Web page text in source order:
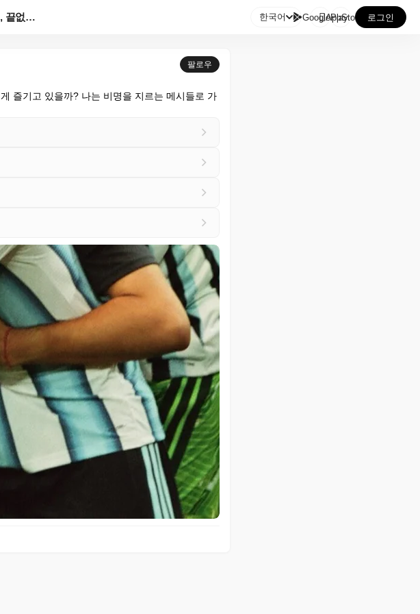
리오넬 메시의 썩을 수 없는, 끝없는 천재성 한국어 GooglePlay
AppStore 로그인
팔로우
즐기고 있을까? 나는 비명을 지르는 메시들로 가